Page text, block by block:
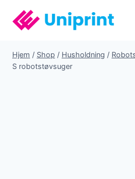
indhold
Hjem / Shop / Husholdning /
S robotstøvsuger